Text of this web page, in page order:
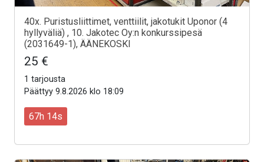
40x. Puristusliittimet, venttiilit, jakotukit Uponor (4
hyllyväliä) , 10. Jakotec Oy:n konkurssipesä
(2031649-1), ÄÄNEKOSKI
25 €
1 tarjousta
Päättyy 9.8.2026 klo 18:09
67h 12s